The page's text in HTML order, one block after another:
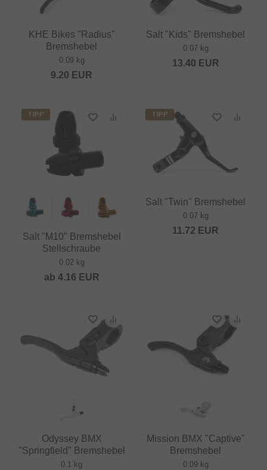
KHE Bikes "Radius"
Bremshebel
0.09 kg
9.20 EUR
Salt "Kids" Bremshebel
0.07 kg
13.40 EUR
TIPP
Salt "M10" Bremshebel
Stellschraube
0.02 kg
ab 4.16 EUR
TIPP
Salt "Twin" Bremshebel
0.07 kg
11.72 EUR
Odyssey BMX
"Springfield" Bremshebel
0.1 kg
Mission BMX "Captive"
Bremshebel
0.09 kg